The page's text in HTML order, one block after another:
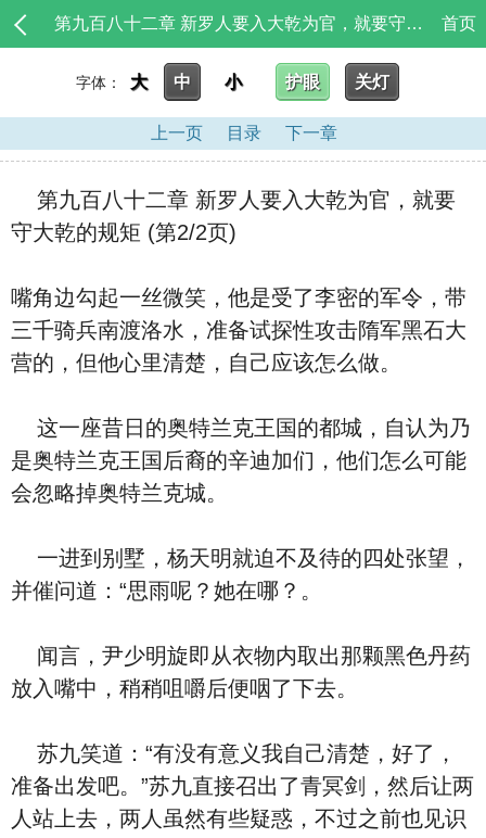
第九百八十二章 新罗人要入大乾为官，就要守大乾的规矩_大唐：请陛下归天 首页
字体： 大 中 小 护眼 关灯
上一页 目录 下一章
第九百八十二章 新罗人要入大乾为官，就要
守大乾的规矩 (第2/2页)
嘴角边勾起一丝微笑，他是受了李密的军令，带
三千骑兵南渡洛水，准备试探性攻击隋军黑石大
营的，但他心里清楚，自己应该怎么做。
这一座昔日的奥特兰克王国的都城，自认为乃
是奥特兰克王国后裔的辛迪加们，他们怎么可能
会忽略掉奥特兰克城。
一进到别墅，杨天明就迫不及待的四处张望，
并催问道：“思雨呢？她在哪？。
闻言，尹少明旋即从衣物内取出那颗黑色丹药
放入嘴中，稍稍咀嚼后便咽了下去。
苏九笑道：“有没有意义我自己清楚，好了，
准备出发吧。”苏九直接召出了青冥剑，然后让两
人站上去，两人虽然有些疑惑，不过之前也见识